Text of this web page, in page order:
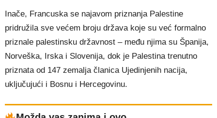
Inače, Francuska se najavom priznanja Palestine
pridružila sve većem broju država koje su već formalno
priznale palestinsku državnost – među njima su Španija,
Norveška, Irska i Slovenija, dok je Palestina trenutno
priznata od 147 zemalja članica Ujedinjenih nacija,
uključujući i Bosnu i Hercegovinu.